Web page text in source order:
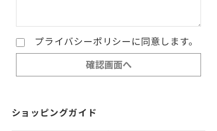
プライバシーポリシーに同意します。
ショッピングガイド